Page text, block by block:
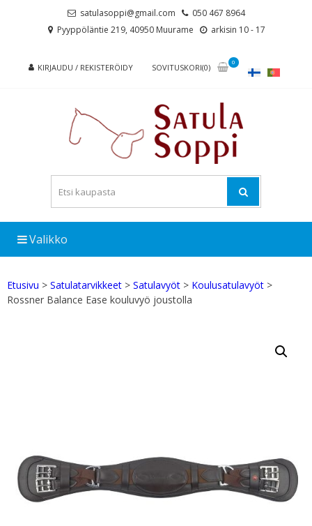
satulasoppi@gmail.com
050 467 8964
Pyyppöläntie 219, 40950 Muurame
arkisin 10 - 17
KIRJAUDU / REKISTERÖIDY SOVITUSKORI(0)
0
Valikko
Etusivu > Satulatarvikkeet > Satulavyöt > Koulusatulavyöt >
Rossner Balance Ease kouluvyö joustolla